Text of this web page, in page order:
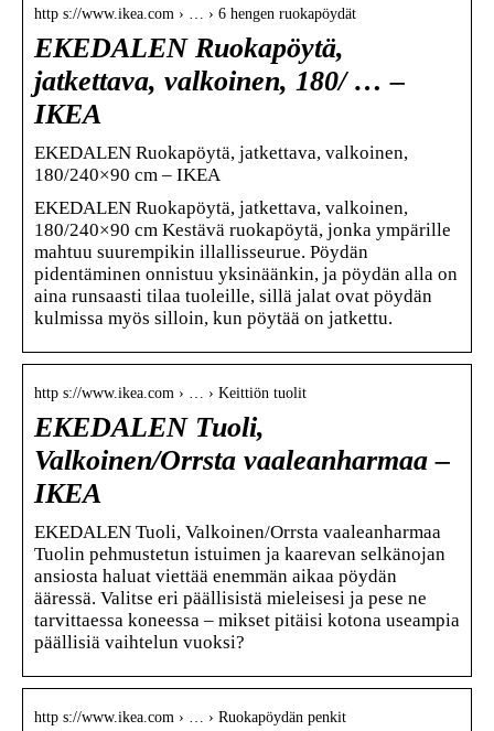
http s://www.ikea.com › … › 6 hengen ruokapöydät
EKEDALEN Ruokapöytä,
jatkettava, valkoinen, 180/ … –
IKEA
EKEDALEN Ruokapöytä, jatkettava, valkoinen,
180/240×90 cm – IKEA
EKEDALEN Ruokapöytä, jatkettava, valkoinen,
180/240×90 cm Kestävä ruokapöytä, jonka ympärille
mahtuu suurempikin illallisseurue. Pöydän
pidentäminen onnistuu yksinäänkin, ja pöydän alla on
aina runsaasti tilaa tuoleille, sillä jalat ovat pöydän
kulmissa myös silloin, kun pöytää on jatkettu.
http s://www.ikea.com › … › Keittiön tuolit
EKEDALEN Tuoli,
Valkoinen/Orrsta vaaleanharmaa –
IKEA
EKEDALEN Tuoli, Valkoinen/Orrsta vaaleanharmaa
Tuolin pehmustetun istuimen ja kaarevan selkänojan
ansiosta haluat viettää enemmän aikaa pöydän
ääressä. Valitse eri päällisistä mieleisesi ja pese ne
tarvittaessa koneessa – mikset pitäisi kotona useampia
päällisiä vaihtelun vuoksi?
http s://www.ikea.com › … › Ruokapöydän penkit